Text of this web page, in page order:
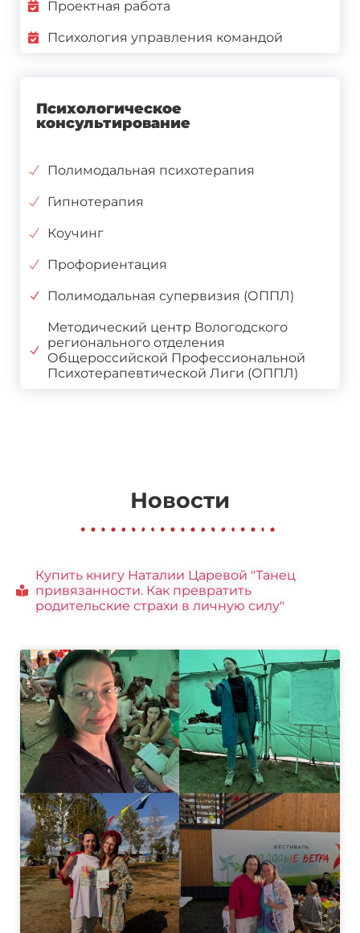
Проектная работа
Психология управления командой
Психологическое
консультирование
Полимодальная психотерапия
Гипнотерапия
Коучинг
Профориентация
Полимодальная супервизия (ОППЛ)
Методический центр Вологодского
регионального отделения
Общероссийской Профессиональной
Психотерапевтической Лиги (ОППЛ)
Новости
Купить книгу Наталии Царевой "Танец
привязанности. Как превратить
родительские страхи в личную силу"